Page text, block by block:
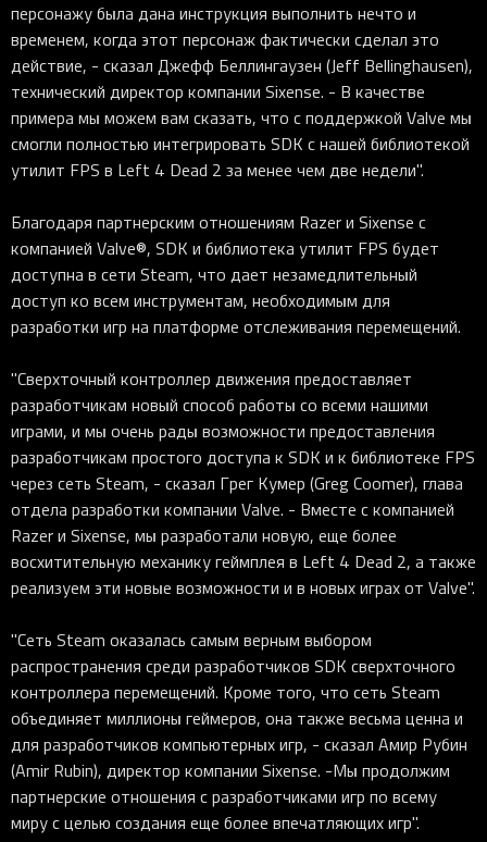
персонажу была дана инструкция выполнить нечто и
временем, когда этот персонаж фактически сделал это
действие, - сказал Джефф Беллингаузен (Jeff Bellinghausen),
технический директор компании Sixense. - В качестве
примера мы можем вам сказать, что с поддержкой Valve мы
смогли полностью интегрировать SDK с нашей библиотекой
утилит FPS в Left 4 Dead 2 за менее чем две недели".
Благодаря партнерским отношениям Razer и Sixense с
компанией Valve®, SDK и библиотека утилит FPS будет
доступна в сети Steam, что дает незамедлительный
доступ ко всем инструментам, необходимым для
разработки игр на платформе отслеживания перемещений.
"Сверхточный контроллер движения предоставляет
разработчикам новый способ работы со всеми нашими
играми, и мы очень рады возможности предоставления
разработчикам простого доступа к SDK и к библиотеке FPS
через сеть Steam, - сказал Грег Кумер (Greg Coomer), глава
отдела разработки компании Valve. - Вместе с компанией
Razer и Sixense, мы разработали новую, еще более
восхитительную механику геймплея в Left 4 Dead 2, а также
реализуем эти новые возможности и в новых играх от Valve".
"Сеть Steam оказалась самым верным выбором
распространения среди разработчиков SDK сверхточного
контроллера перемещений. Кроме того, что сеть Steam
объединяет миллионы геймеров, она также весьма ценна и
для разработчиков компьютерных игр, - сказал Амир Рубин
(Amir Rubin), директор компании Sixense. -Мы продолжим
партнерские отношения с разработчиками игр по всему
миру с целью создания еще более впечатляющих игр".